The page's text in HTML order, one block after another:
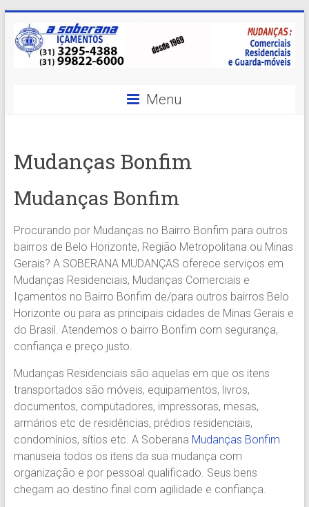
content
A
MELHOR
em
Içamentos
em
BH
e
Região.
Segurança,
Agilidade
Confiança.
31.2510-
Içamento
Menu
Mudanças Bonfim
Mudanças Bonfim
Procurando por Mudanças no Bairro Bonfim para outros
bairros de Belo Horizonte, Região Metropolitana ou Minas
Gerais? A SOBERANA MUDANÇAS oferece serviços em
Mudanças Residenciais, Mudanças Comerciais e
Içamentos no Bairro Bonfim de/para outros bairros Belo
Horizonte ou para as principais cidades de Minas Gerais e
do Brasil. Atendemos o bairro Bonfim com segurança,
confiança e preço justo.
Mudanças Residenciais são aquelas em que os itens
transportados são móveis, equipamentos, livros,
documentos, computadores, impressoras, mesas,
armários etc de residências, prédios residenciais,
condomínios, sítios etc. A Soberana Mudanças Bonfim
manuseia todos os itens da sua mudança com
organização e por pessoal qualificado. Seus bens
chegam ao destino final com agilidade e confiança.